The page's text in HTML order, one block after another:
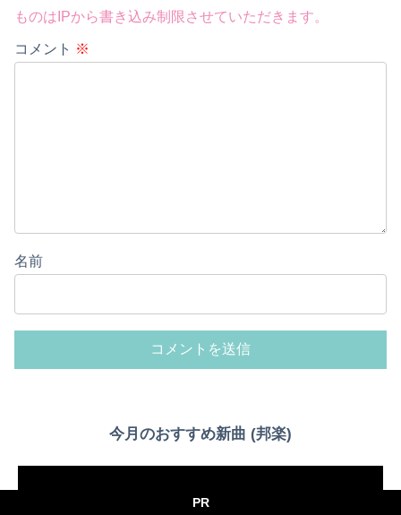
Powered by livedoor 相互RSS
ものはIPから書き込み制限させていただきます。
コメント ※
名前
今月のおすすめ新曲 (邦楽)
PR